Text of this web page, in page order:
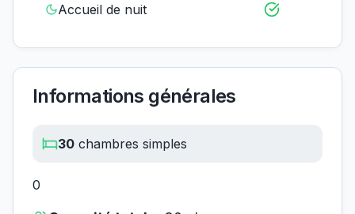
Accueil de nuit
Informations générales
30 chambres simples
0